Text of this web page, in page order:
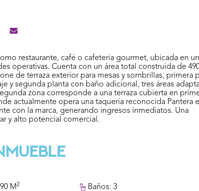
restaurante, café o cafetería gourmet, ubicada en
operativas. Cuenta con un área total construida de
de terraza exterior para mesas y sombrillas, primera
y segunda planta con baño adicional, tres áreas
zona corresponde a una terraza cubierta en
actualmente opera una taquería reconocida Pantera
con la marca, generando ingresos inmediatos. Una
y alto potencial comercial.
M2 Baños: 3